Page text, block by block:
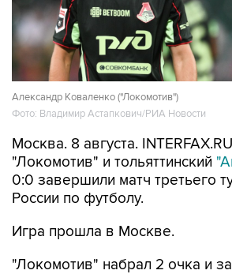
Александр Коваленко ("Локомотив")
Фото: Владимир Астапкович/РИА Новости
Москва. 8 августа.
"Локомотив" и тольяттинский
0:0 завершили матч третьего
России по футболу.
Игра прошла в Москве.
"Локомотив" набрал 2 очка и